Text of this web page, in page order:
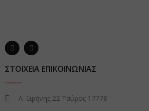
ΣΤΟΙΧΕΙΑ ΕΠΙΚΟΙΝΩΝΙΑΣ
Λ. Ειρήνης 22 Ταύρος 17778